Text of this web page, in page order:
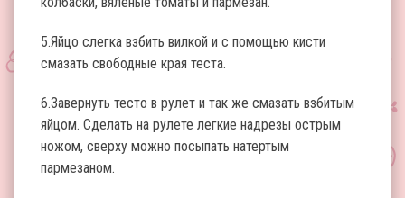
5.Яйцо слегка взбить вилкой и с помощью кисти
смазать свободные края теста.
6.Завернуть тесто в рулет и так же смазать взбитым
яйцом. Сделать на рулете легкие надрезы острым
ножом, сверху можно посыпать натертым
пармезаном.